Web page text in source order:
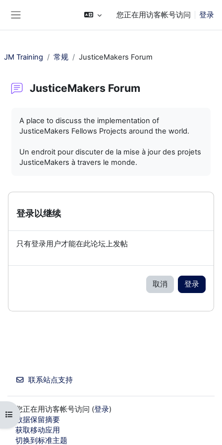
您正在用访客帐号访问 登录
打开课程索引
JM Training 常规 JusticeMakers Forum
JusticeMakers Forum
A place to discuss the implementation of
JusticeMakers Fellows Projects around the world.
Un endroit pour discuter de la mise à jour des projets
JusticeMakers à travers le monde.
登录以继续
只有登录用户才能在此论坛上发帖
取消 登录
联系站点支持
您正在用访客帐号访问 (登录)
‎数据保留摘要‎
获取移动应用
切换到标准主题